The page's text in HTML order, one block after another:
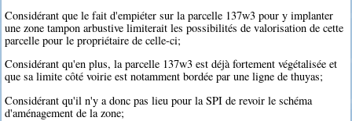
Considérant que le fait d'empiéter sur la parcelle 137w3 pour y implanter
une zone tampon arbustive limiterait les possibilités de valorisation de cette
parcelle pour le propriétaire de celle-ci;
Considérant qu'en plus, la parcelle 137w3 est déjà fortement végétalisée et
que sa limite côté voirie est notamment bordée par une ligne de thuyas;
Considérant qu'il n'y a donc pas lieu pour la SPI de revoir le schéma
d'aménagement de la zone;